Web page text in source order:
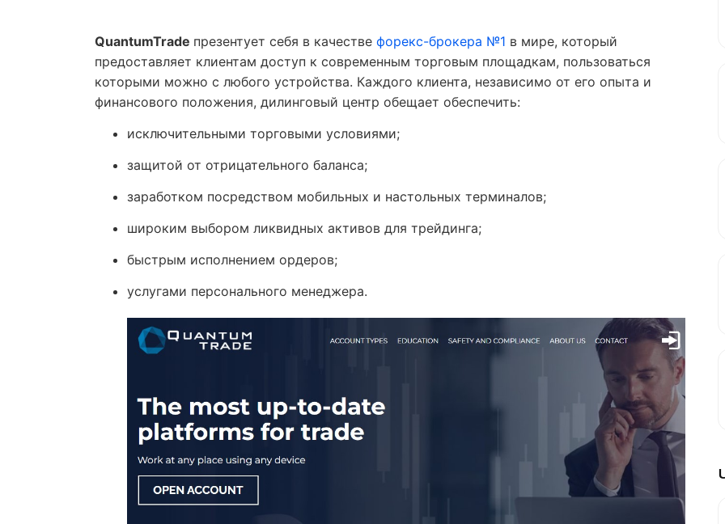
QuantumTrade презентует себя в качестве форекс-брокера №1 в мире, который
предоставляет клиентам доступ к современным торговым площадкам, пользоваться
которыми можно с любого устройства. Каждого клиента, независимо от его опыта и
финансового положения, дилинговый центр обещает обеспечить:
исключительными торговыми условиями;
защитой от отрицательного баланса;
заработком посредством мобильных и настольных терминалов;
широким выбором ликвидных активов для трейдинга;
быстрым исполнением ордеров;
услугами персонального менеджера.